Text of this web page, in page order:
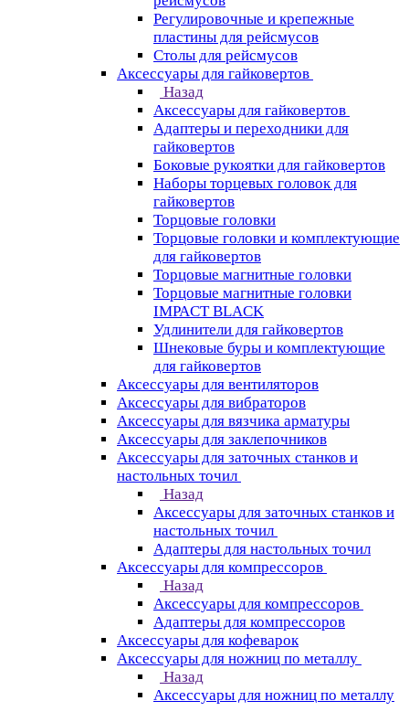
Регулировочные и крепежные
пластины для рейсмусов
Столы для рейсмусов
Аксессуары для гайковертов
Назад
Аксессуары для гайковертов
Адаптеры и переходники для
гайковертов
Боковые рукоятки для гайковертов
Наборы торцевых головок для
гайковертов
Торцовые головки
Торцовые головки и комплектующие
для гайковертов
Торцовые магнитные головки
Торцовые магнитные головки
IMPACT BLACK
Удлинители для гайковертов
Шнековые буры и комплектующие
для гайковертов
Аксессуары для вентиляторов
Аксессуары для вибраторов
Аксессуары для вязчика арматуры
Аксессуары для заклепочников
Аксессуары для заточных станков и
настольных точил
Назад
Аксессуары для заточных станков и
настольных точил
Адаптеры для настольных точил
Аксессуары для компрессоров
Назад
Аксессуары для компрессоров
Адаптеры для компрессоров
Аксессуары для кофеварок
Аксессуары для ножниц по металлу
Назад
Аксессуары для ножниц по металлу